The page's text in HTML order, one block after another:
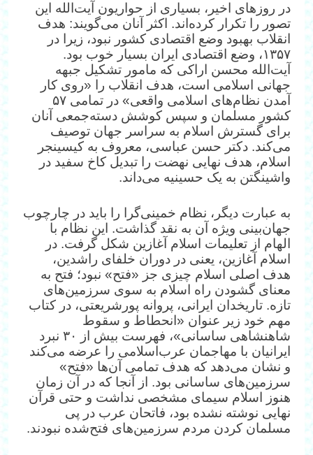
در روزهای اخیر، بسیاری از حواریون آیت‌الله این
تصور را تکرار کرده‌اند. اکثر آنان می‌گویند: هدف
انقلاب بهبود وضع اقتصادی کشور نبود، زیرا در
۱۳۵۷، وضع اقتصادی ایران بسیار خوب بود.
آیت‌الله محسن اراکی که مامور تشکیل جبهه
جهانی اسلامی است، هدف انقلاب را «روی کار
آمدن نظام‌های اسلامی واقعی» در تمامی ۵۷
کشور مسلمان و سپس کوشش دسته‌جمعی آنان
برای گسترش اسلام به سراسر جهان توصیف
می‌کند. دکتر حسن عباسی، معروف به کیسینجر
اسلام، هدف نهایی نهضت را تبدیل کاخ سفید در
واشینگتن به یک حسینیه می‌داند.
به عبارت دیگر، نظام خمینی‌گرا را باید در چارچوب
جهان‌بینی ویژه آن به نقد گذاشت. این نظام با
الهام از تعلیمات اسلام آغازین شکل گرفت. در
اسلام آغازین، یعنی در دوران خلفای راشدین،
هدف اصلی اسلام چیزی جز «فتح» نبود؛ فتح به
معنای گشودن راه اسلام به سوی سرزمین‌های
تازه. تاریخدان ایرانی، پروانه پورشریعتی، در کتاب
مهم خود زیر عنوان «انحطاط و سقوط
شاهنشاهی ساسانی»، فهرست بیش از ۳۰ نبرد
ایرانیان با مهاجمان عرب‌اسلامی را عرضه می‌کند
و نشان می‌دهد که هدف تمامی آن‌ها «فتح»
سرزمین‌های ساسانی بود. از آنجا که در آن زمان
هنوز اسلام سیمای مشخصی نداشت و حتی قرآن
نهایی نوشته نشده بود، فاتحان عرب در پی
مسلمان کردن مردم سرزمین‌های فتح‌شده نبودند.